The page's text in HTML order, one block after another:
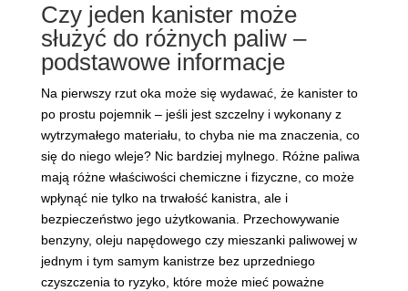
Czy jeden kanister może
służyć do różnych paliw –
podstawowe informacje
Na pierwszy rzut oka może się wydawać, że kanister to
po prostu pojemnik – jeśli jest szczelny i wykonany z
wytrzymałego materiału, to chyba nie ma znaczenia, co
się do niego wleje? Nic bardziej mylnego. Różne paliwa
mają różne właściwości chemiczne i fizyczne, co może
wpłynąć nie tylko na trwałość kanistra, ale i
bezpieczeństwo jego użytkowania. Przechowywanie
benzyny, oleju napędowego czy mieszanki paliwowej w
jednym i tym samym kanistrze bez uprzedniego
czyszczenia to ryzyko, które może mieć poważne